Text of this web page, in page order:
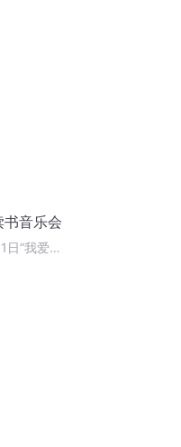
书音乐会
日“我爱你